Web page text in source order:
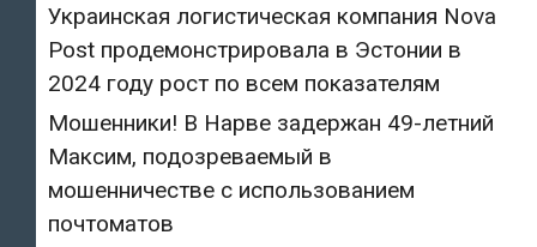
Украинская логистическая компания Nova
Post продемонстрировала в Эстонии в
2024 году рост по всем показателям
Мошенники! В Нарве задержан 49-летний
Максим, подозреваемый в
мошенничестве с использованием
почтоматов